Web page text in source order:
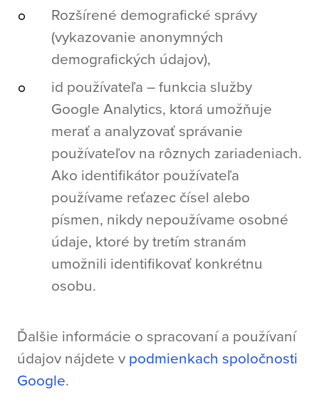
Rozšírené demografické správy
(vykazovanie anonymných
demografických údajov),
id používateľa – funkcia služby
Google Analytics, ktorá umožňuje
merať a analyzovať správanie
používateľov na rôznych zariadeniach.
Ako identifikátor používateľa
používame reťazec čísel alebo
písmen, nikdy nepoužívame osobné
údaje, ktoré by tretím stranám
umožnili identifikovať konkrétnu
osobu.
Ďalšie informácie o spracovaní a používaní
údajov nájdete v podmienkach spoločnosti
Google.